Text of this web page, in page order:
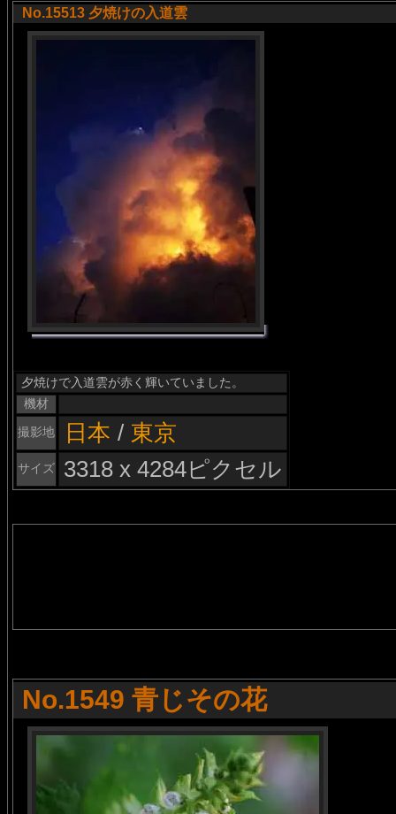
No.15513 夕焼けの入道雲
夕焼けで入道雲が赤く輝いていました。
機材
撮影地
日本 / 東京
サイズ 3318 x 4284ピクセル
No.1549 青じその花